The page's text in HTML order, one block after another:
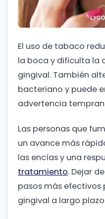
El uso de tabaco
la boca y dificulta la
gingival. También
bacteriano y puede
advertencia
Las personas que
un avance más
las encías y una
tratamiento. Dejar
pasos más
gingival a largo